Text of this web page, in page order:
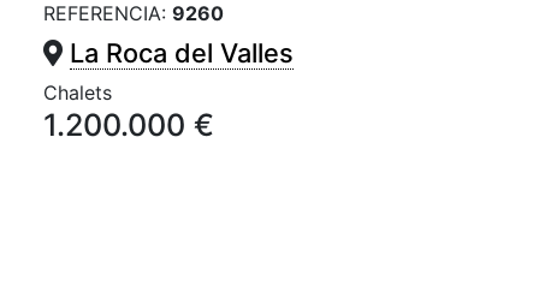
REFERENCIA: 9260
La Roca del Valles
Chalets
1.200.000 €